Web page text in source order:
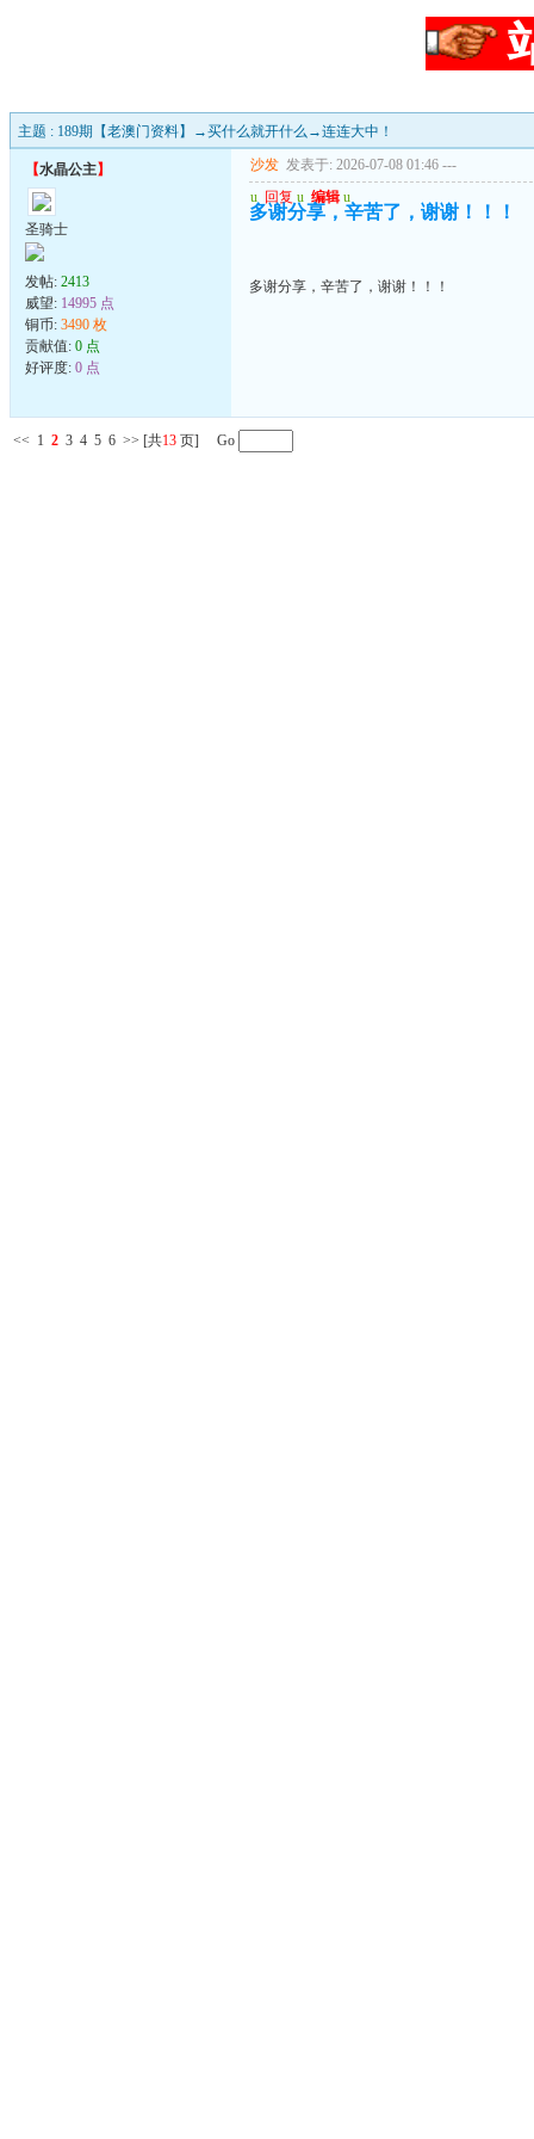
主题 : 189期【老澳门资料】→买什么就开什么→连连大中！
【水晶公主】
圣骑士
发帖: 2413
威望: 14995 点
铜币: 3490 枚
贡献值: 0 点
好评度: 0 点
沙发 发表于: 2026-07-08 01:46 ---
u 回复 u 编辑 u
多谢分享，辛苦了，谢谢！！！
多谢分享，辛苦了，谢谢！！！
<< 1 2 3 4 5 6 >> [共13 页] Go